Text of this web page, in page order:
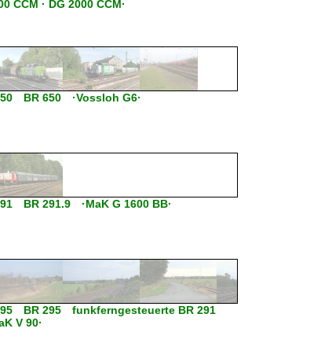
CCM · DG 2000 CCM·
BR 650 ·Vossloh G6·
BR 291.9 ·MaK G 1600 BB·
BR 295 funkferngesteuerte BR 291
V 90·